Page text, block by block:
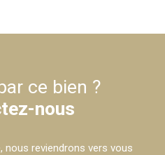
ce bien ?
nous
nous reviendrons vers vous